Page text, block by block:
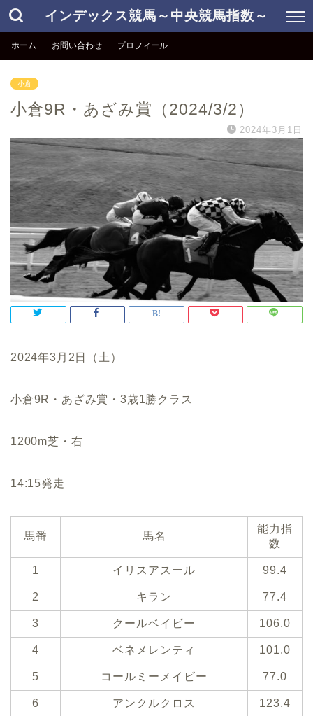
インデックス競馬～中央競馬指数～
ホーム お問い合わせ プロフィール
小倉
小倉9R・あざみ賞（2024/3/2）
2024年3月1日
2024年3月2日（土）
小倉9R・あざみ賞・3歳1勝クラス
1200m芝・右
14:15発走
馬番 馬名
能力指
数
1 イリスアスール 99.4
2 キラン 77.4
3 クールベイビー 106.0
4 ベネメレンティ 101.0
5 コールミーメイビー 77.0
6 アンクルクロス 123.4